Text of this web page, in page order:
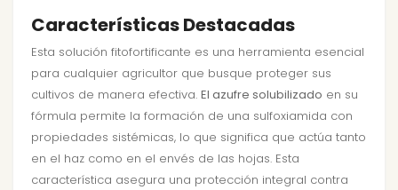
Características Destacadas
Esta solución fitofortificante es una herramienta esencial
para cualquier agricultor que busque proteger sus
cultivos de manera efectiva. El azufre solubilizado en su
fórmula permite la formación de una sulfoxiamida con
propiedades sistémicas, lo que significa que actúa tanto
en el haz como en el envés de las hojas. Esta
característica asegura una protección integral contra